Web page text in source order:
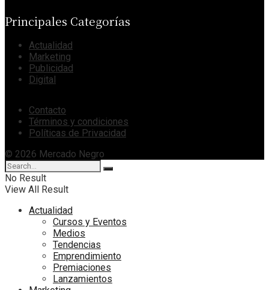
Principales Categorías
Actualidad
Marketing
Publicidad
Digital
Contacto
Términos y condiciones
Políticas de Privacidad
© 2026 Mercado Negro
No Result
View All Result
Actualidad
Cursos y Eventos
Medios
Tendencias
Emprendimiento
Premiaciones
Lanzamientos